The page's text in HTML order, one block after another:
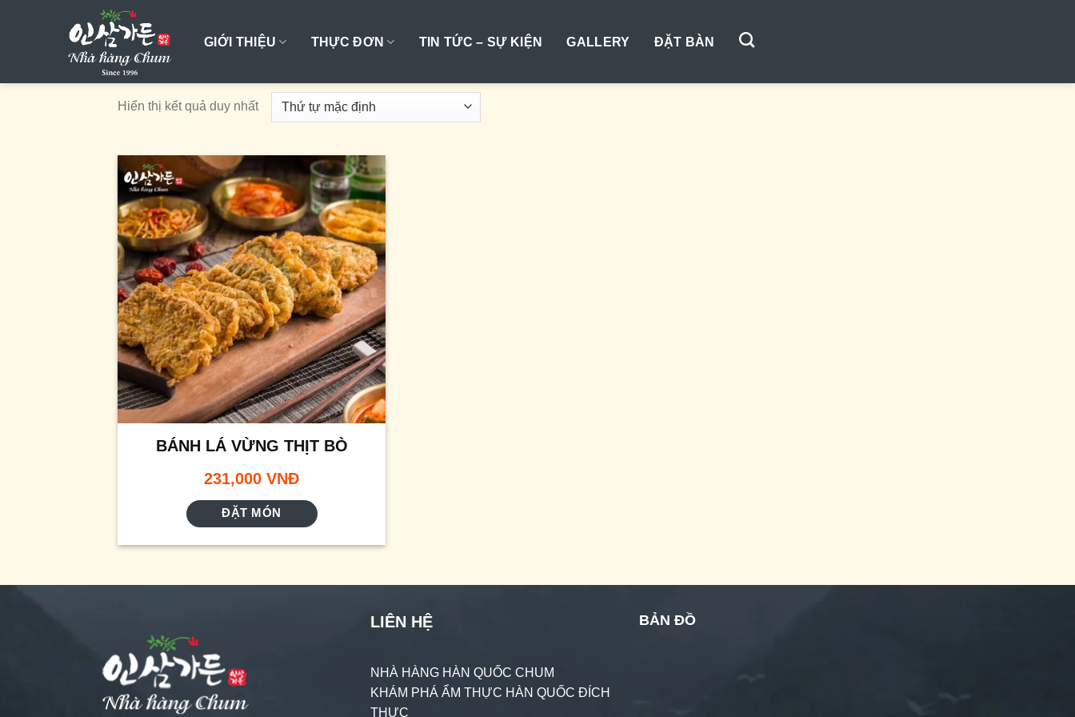
GIỚI THIỆU THỰC ĐƠN TIN TỨC – SỰ KIỆN GALLERY ĐẶT BÀN
Hiển thị kết quả duy nhất
BÁNH LÁ VỪNG THỊT BÒ
231,000 VNĐ
ĐẶT MÓN
LIÊN HỆ
NHÀ HÀNG HÀN QUỐC CHUM
KHÁM PHÁ ẨM THỰC HÀN QUỐC ĐÍCH
THỰC
BẢN ĐỒ